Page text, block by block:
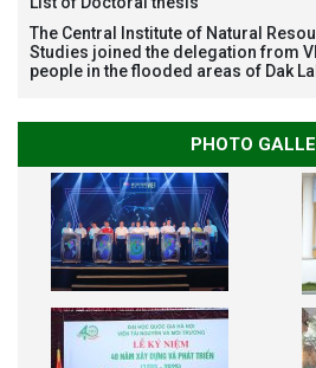
The Central Institute of Natural
Studies joined the delegation from
people in the flooded areas of Dak
PHOTO